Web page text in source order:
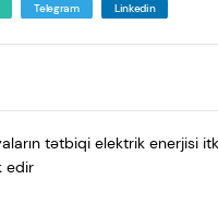
Telegram Linkedin
tətbiqi elektrik enerjisi
edir